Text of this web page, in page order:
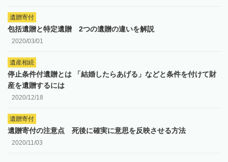
遺贈寄付
包括遺贈と特定遺贈 2つの遺贈の違いを解説
2020/03/01
遺産相続
停止条件付遺贈とは 「結婚したらあげる」などと条件を付けて財
産を遺贈するには
2020/12/18
遺贈寄付
遺贈寄付の注意点 死後に確実に意思を反映させる方法
2020/11/03